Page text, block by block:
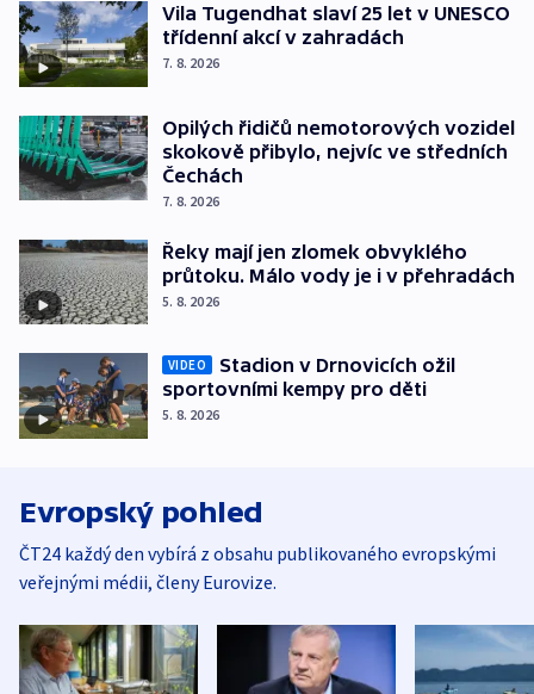
Vila Tugendhat slaví 25 let v UNESCO
třídenní akcí v zahradách
7. 8. 2026
Opilých řidičů nemotorových vozidel
skokově přibylo, nejvíc ve středních
Čechách
7. 8. 2026
Řeky mají jen zlomek obvyklého
průtoku. Málo vody je i v přehradách
5. 8. 2026
VIDEO
Stadion v Drnovicích ožil
sportovními kempy pro děti
5. 8. 2026
Evropský pohled
ČT24 každý den vybírá z obsahu publikovaného evropskými
veřejnými médii, členy Eurovize.